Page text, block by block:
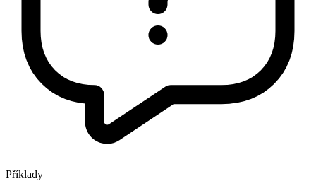
Příklady